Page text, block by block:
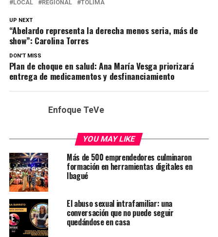
LOCAL REGIONAL TOLIMA
UP NEXT
“Abelardo representa la derecha menos seria, más de
show”: Carolina Torres
DON'T MISS
Plan de choque en salud: Ana María Vesga priorizará
entrega de medicamentos y desfinanciamiento
Enfoque TeVe
YOU MAY LIKE
Más de 500 emprendedores culminaron
formación en herramientas digitales en
Ibagué
El abuso sexual intrafamiliar: una
conversación que no puede seguir
quedándose en casa